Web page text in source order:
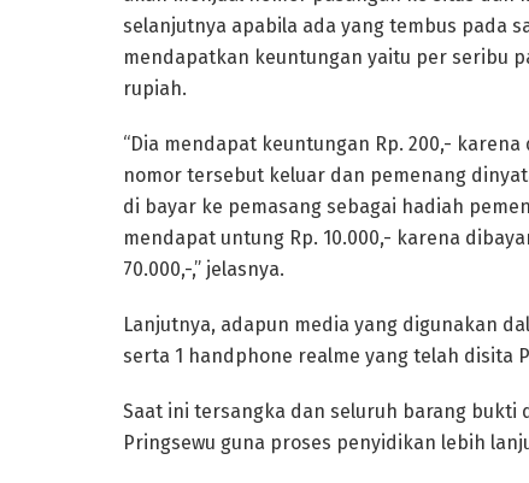
selanjutnya apabila ada yang tembus pada
mendapatkan keuntungan yaitu per seribu
rupiah.
“Dia mendapat keuntungan Rp. 200,-
nomor tersebut keluar dan pemenang
di bayar ke pemasang sebagai hadiah
mendapat untung Rp. 10.000,- karena
70.000,-,” jelasnya.
Lanjutnya, adapun media yang digunakan
serta 1 handphone realme yang telah disita
Saat ini tersangka dan seluruh barang bukti
Pringsewu guna proses penyidikan lebih